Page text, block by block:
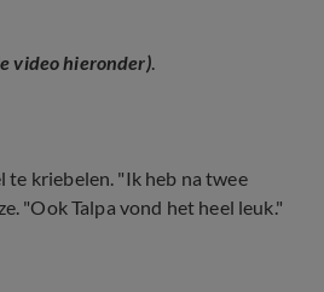
video hieronder).
te kriebelen. "Ik heb na twee
"Ook Talpa vond het heel leuk."